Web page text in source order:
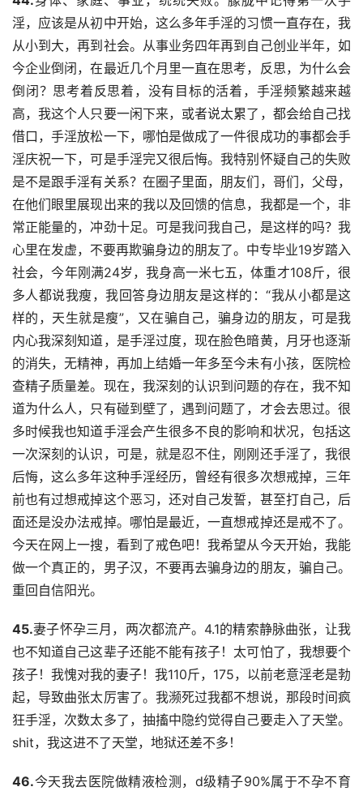
淫，应该是从初中开始，这么多年手淫的习惯一直存在，我
从小到大，再到社会。从事业务四年再到自己创业半年，如
今企业倒闭，在最近几个月里一直在思考，反思，为什么会
倒闭？思考着反思着，没有目标的活着，手淫频繁越来越
高，我这个人只要一闲下来，或者说太累了，都会给自己找
借口，手淫放松一下，哪怕是做成了一件很成功的事都会手
淫庆祝一下，可是手淫完又很后悔。我特别怀疑自己的失败
是不是跟手淫有关系？在圈子里面，朋友们，哥们，父母，
在他们眼里展现出来的我以及回馈的信息，我都是一个，非
常正能量的，冲劲十足。可是我问我自己，是这样的吗？我
心里在发虚，不要再欺骗身边的朋友了。中专毕业19岁踏入
社会，今年刚满24岁，我身高一米七五，体重才108斤，很
多人都说我瘦，我回答身边朋友是这样的：“我从小都是这
样的，天生就是瘦”，又在骗自己，骗身边的朋友，可是我
内心我深刻知道，是手淫过度，现在脸色暗黄，月牙也逐渐
的消失，无精神，再加上结婚一年多至今未有小孩，医院检
查精子质量差。现在，我深刻的认识到问题的存在，我不知
道为什么人，只有碰到壁了，遇到问题了，才会去思过。很
多时候我也知道手淫会产生很多不良的影响和状况，包括这
一次深刻的认识，可是，就是忍不住，刚刚还手淫了，我很
后悔，这么多年这种手淫经历，曾经有很多次想戒掉，三年
前也有过想戒掉这个恶习，还对自己发誓，甚至打自己，后
面还是没办法戒掉。哪怕是最近，一直想戒掉还是戒不了。
今天在网上一搜，看到了戒色吧！我希望从今天开始，我能
做一个真正的，男子汉，不要再去骗身边的朋友，骗自己。
重回自信阳光。
45.妻子怀孕三月，两次都流产。4.1的精索静脉曲张，让我
也不知道自己这辈子还能不能有孩子！太可怕了，我想要个
孩子！我愧对我的妻子！我110斤，175，以前老意淫老是勃
起，导致曲张太厉害了。我濒死过我都不想说，那段时间疯
狂手淫，次数太多了，抽搐中隐约觉得自己要走入了天堂。
shit，我这进不了天堂，地狱还差不多！
46.今天我去医院做精液检测，d级精子90%属于不孕不育